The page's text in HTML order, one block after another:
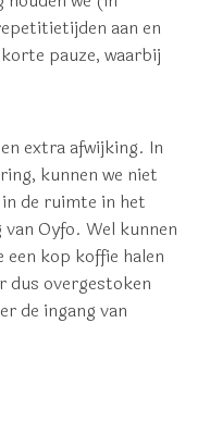
aan en
pauze, waarbij
extra afwijking. In
kunnen we niet
de ruimte in het
Oyfo. Wel kunnen
kop koffie halen
dus overgestoken
de ingang van